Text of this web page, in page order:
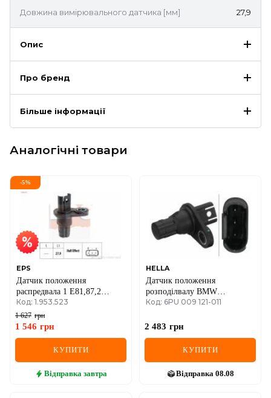
Довжина вимірювального датчика [мм] 27,9
Опис
Про бренд
Більше інформації
Аналогічні товари
-5%
EPS
Датчик положення
распредвала 1 E81,87,2
F45/46,3 E90,4 F36,5 E60,5
F10,5 G30,6 F13,7 F65,7
F01,7 G11,X1,X3,X4,X5 E70
Код: 1.953.523
1 627 грн
1 546 грн
КУПИТИ
Відправка завтра
HELLA
Датчик положення
розподілвалу BMW
3(E90/F30)/5(F10)/X5(F15)
Код: 6PU 009 121-011
2 483 грн
КУПИТИ
Відправка 08.08